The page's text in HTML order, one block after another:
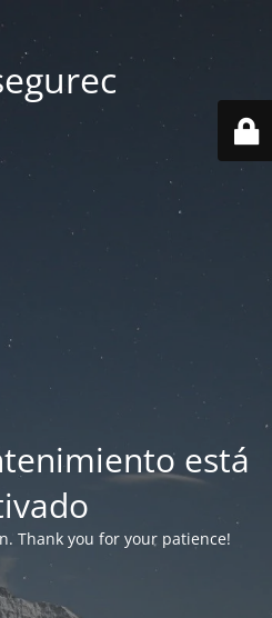
está
Thank you for your patience!